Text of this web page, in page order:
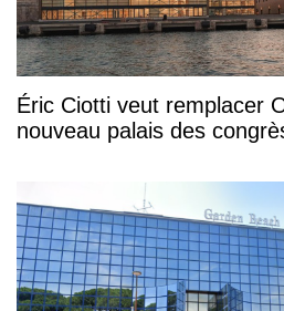
Éric Ciotti veut remplacer
nouveau palais des